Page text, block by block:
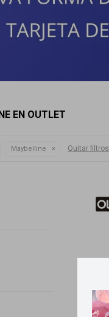
EN OUTLET
Maybelline Quitar filtros